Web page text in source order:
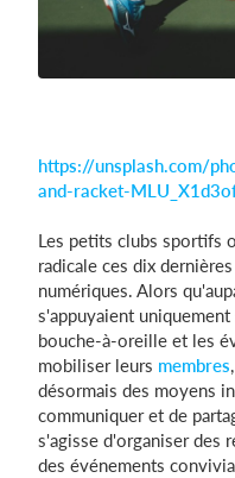
https://unsplash.com/
and-racket-
Les petits clubs sportifs
radicale ces dix
numériques. Alors
s'appuyaient
bouche-à-oreille et les
mobiliser leurs membres
désormais des moyens
communiquer et de
s'agisse d'organiser des
des événements